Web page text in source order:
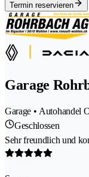
Termin reservieren
Garage
Garage • Autohandel
Geschlossen
Sehr freundlich und